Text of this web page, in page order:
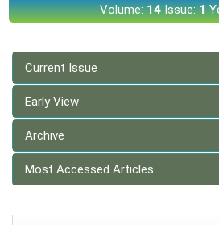
Volume:14Issue:1
Current Issue
Early View
Archive
Most Accessed Articles